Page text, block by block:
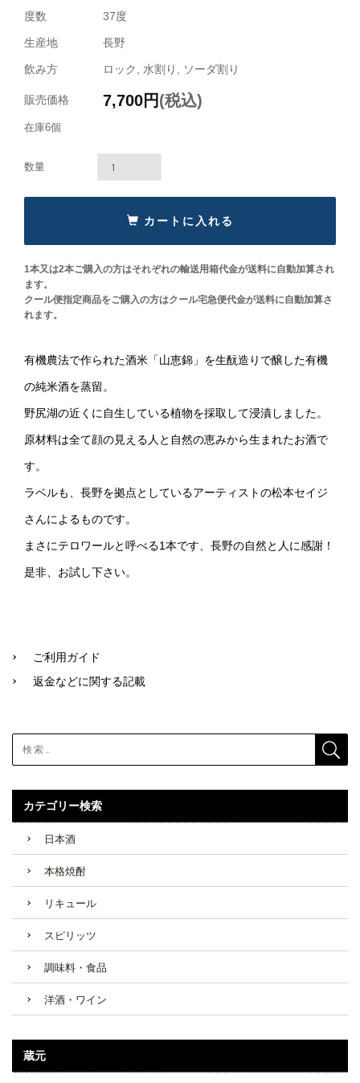
度数 37度
生産地 長野
飲み方 ロック, 水割り, ソーダ割り
販売価格 7,700円(税込)
在庫6個
カートに入れる
1本又は2本ご購入の方はそれぞれの輸送用箱代金が送料に自動加算され
ます。
クール便指定商品をご購入の方はクール宅急便代金が送料に自動加算さ
れます。
有機農法で作られた酒米「山恵錦」を生酛造りで醸した有機
の純米酒を蒸留。
野尻湖の近くに自生している植物を採取して浸漬しました。
原材料は全て顔の見える人と自然の恵みから生まれたお酒で
す。
ラベルも、長野を拠点としているアーティストの松本セイジ
さんによるものです。
まさにテロワールと呼べる1本です、長野の自然と人に感謝！
是非、お試し下さい。
ご利用ガイド
返金などに関する記載
カテゴリー検索
日本酒
本格焼酎
リキュール
スピリッツ
調味料・食品
洋酒・ワイン
蔵元